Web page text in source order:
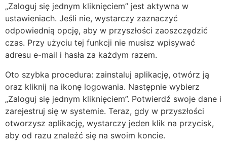
„Zaloguj się jednym kliknięciem” jest aktywna w
ustawieniach. Jeśli nie, wystarczy zaznaczyć
odpowiednią opcję, aby w przyszłości zaoszczędzić
czas. Przy użyciu tej funkcji nie musisz wpisywać
adresu e-mail i hasła za każdym razem.
Oto szybka procedura: zainstaluj aplikację, otwórz ją
oraz kliknij na ikonę logowania. Następnie wybierz
„Zaloguj się jednym kliknięciem”. Potwierdź swoje dane i
zarejestruj się w systemie. Teraz, gdy w przyszłości
otworzysz aplikację, wystarczy jeden klik na przycisk,
aby od razu znaleźć się na swoim koncie.